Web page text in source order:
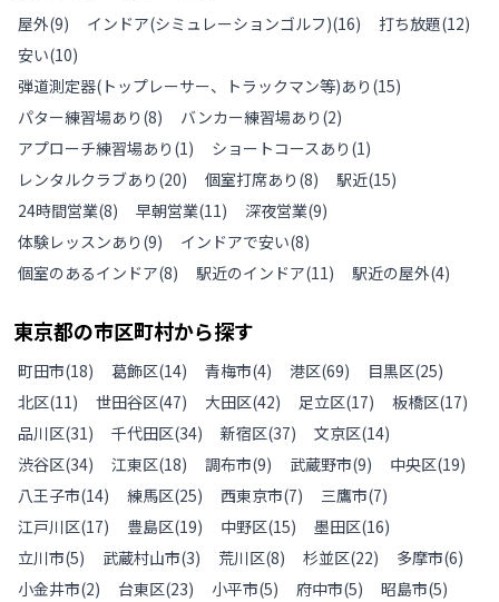
屋外(9) インドア(シミュレーションゴルフ)(16) 打ち放題(12)
安い(10)
弾道測定器(トップレーサー、トラックマン等)あり (15)
パター練習場あり (8) バンカー練習場あり (2)
アプローチ練習場あり (1) ショートコースあり (1)
レンタルクラブあり (20) 個室打席あり (8) 駅近(15)
24時間営業(8) 早朝営業(11) 深夜営業(9)
体験レッスンあり (9) インドアで安い(8)
個室のあるインドア(8) 駅近のインドア(11) 駅近の屋外(4)
東京都の市区町村から探す
町田市(18) 葛飾区(14) 青梅市(4) 港区(69) 目黒区(25)
北区(11) 世田谷区(47) 大田区(42) 足立区(17) 板橋区(17)
品川区(31) 千代田区(34) 新宿区(37) 文京区(14)
渋谷区(34) 江東区(18) 調布市(9) 武蔵野市(9) 中央区(19)
八王子市(14) 練馬区(25) 西東京市(7) 三鷹市(7)
江戸川区(17) 豊島区(19) 中野区(15) 墨田区(16)
立川市(5) 武蔵村山市(3) 荒川区(8) 杉並区(22) 多摩市(6)
小金井市(2) 台東区(23) 小平市(5) 府中市(5) 昭島市(5)